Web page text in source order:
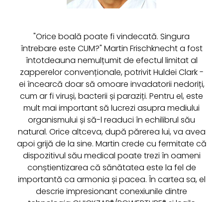
"Orice boală poate fi vindecată. Singura
întrebare este CUM?" Martin Frischknecht a fost
întotdeauna nemulțumit de efectul limitat al
zapperelor convenționale, potrivit Huldei Clark -
ei încearcă doar să omoare invadatorii nedoriți,
cum ar fi viruși, bacterii și paraziți. Pentru el, este
mult mai important să lucrezi asupra mediului
organismului și să-l readuci în echilibrul său
natural. Orice altceva, după părerea lui, va avea
apoi grijă de la sine. Martin crede cu fermitate că
dispozitivul său medical poate trezi în oameni
conștientizarea că sănătatea este la fel de
importantă ca armonia și pacea. În cartea sa, el
descrie impresionant conexiunile dintre